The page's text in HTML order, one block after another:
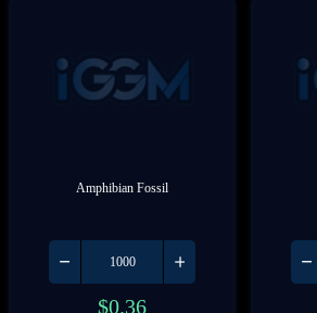
Amphibian Fossil
$0.36